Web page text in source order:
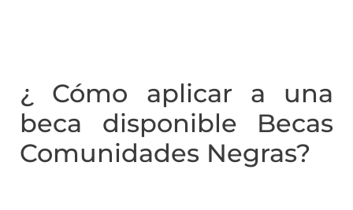
¿ Cómo aplicar a una
beca disponible Becas
Comunidades Negras?